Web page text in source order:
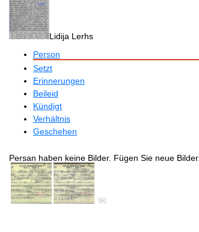
Lidija Lerhs
Person
Setzt
Erinnerungen
Beileid
Kündigt
Verhältnis
Geschehen
Persan haben keine Bilder. Fügen Sie neue Bilder.